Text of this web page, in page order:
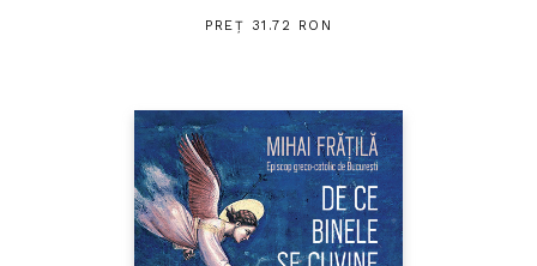
PREȚ 31.72 RON